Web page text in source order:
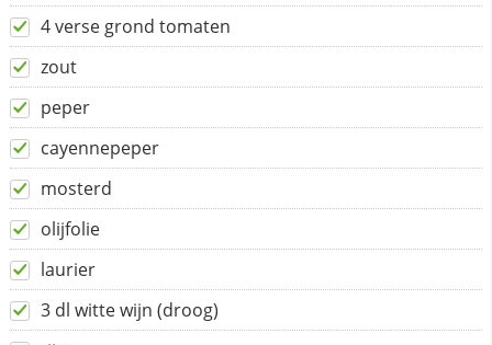
4 verse grond tomaten
zout
peper
cayennepeper
mosterd
olijfolie
laurier
3 dl witte wijn (droog)